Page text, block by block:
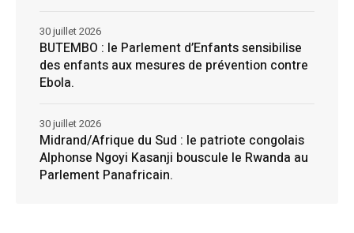
BUTEMBO : le Parlement d’Enfants sensibilise
des enfants aux mesures de prévention contre
Ebola.
30 juillet 2026
Midrand/Afrique du Sud : le patriote congolais
Alphonse Ngoyi Kasanji bouscule le Rwanda au
Parlement Panafricain.
30 juillet 2026